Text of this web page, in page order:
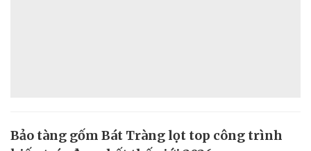
Bảo tàng gốm Bát Tràng lọt top công trình